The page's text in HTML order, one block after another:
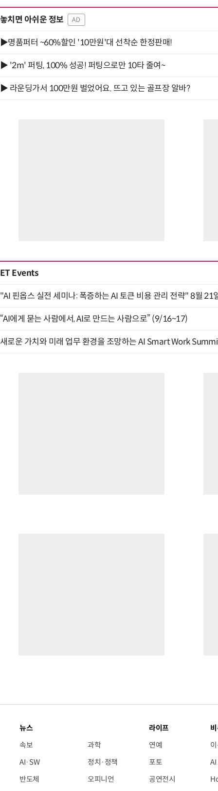
놓치면 아쉬운 정보 AD
▶명품퍼터 ~60%할인 '10만원'대 선착순 한정판매!
▶ '2m' 퍼팅, 100% 성공! 퍼팅으로만 10타 줄여~
▶ 라운딩가서 100만원 벌었어요. 뜨고 있는 골프장 알바?
ET Events
"AI 핀옵스 실전 세미나: 폭증하는 AI 토큰 비용 관리 전략" 8월 21
“AI에게 묻는 사람에서, AI로 만드는 사람으로” (9/16~17)
새로운 가치와 미래 업무 환경을 조망하는 AI Smart Work
뉴스
속보
AI·SW
반도체
과학
정치·정책
오피니언
라이프
연예
포토
공연전시